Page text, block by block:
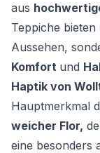
aus
Teppiche
Aussehen,
Komfort und
Haptik von
Hauptmerkmal
weicher Flor,
eine besonders